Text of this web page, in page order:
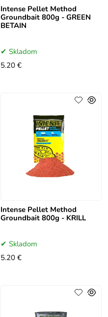
Intense Pellet Method
Groundbait 800g - GREEN
BETAIN
Skladom
5.20 €
Intense Pellet Method
Groundbait 800g - KRILL
Skladom
5.20 €